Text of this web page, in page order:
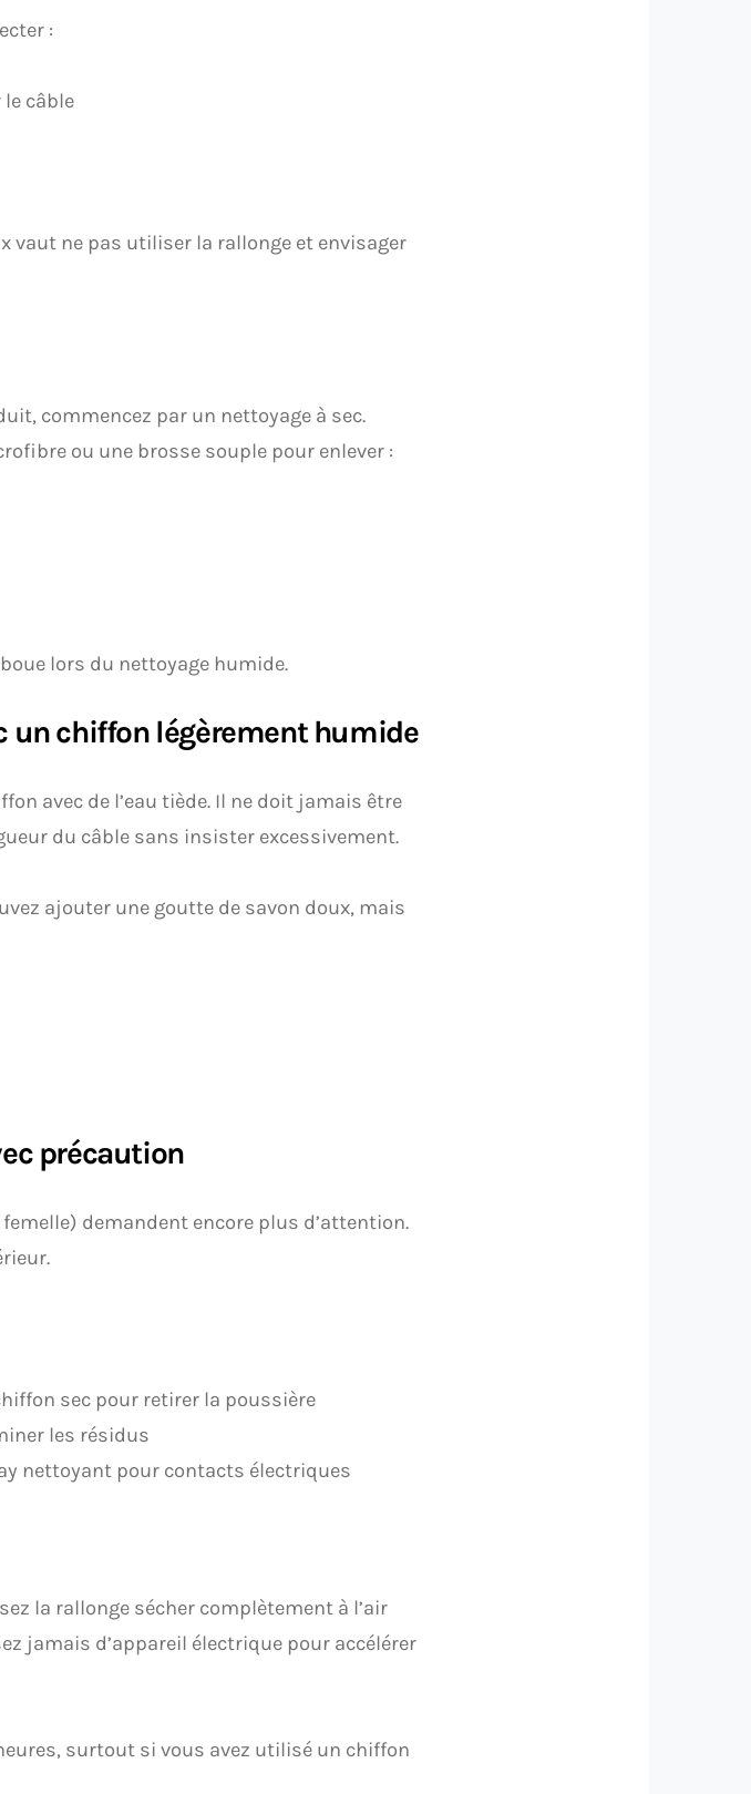
:
câble
vaut ne pas utiliser la rallonge et envisager
commencez par un nettoyage à sec.
ou une brosse souple pour enlever :
lors du nettoyage humide.
un chiffon légèrement humide
avec de l’eau tiède. Il ne doit jamais être
du câble sans insister excessivement.
ajouter une goutte de savon doux, mais
précaution
demandent encore plus d’attention.
sec pour retirer la poussière
les résidus
nettoyant pour contacts électriques
la rallonge sécher complètement à l’air
jamais d’appareil électrique pour accélérer
surtout si vous avez utilisé un chiffon